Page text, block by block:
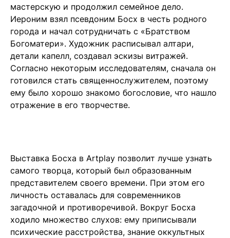
мастерскую и продолжил семейное дело.
Иероним взял псевдоним Босх в честь родного
города и начал сотрудничать с «Братством
Богоматери». Художник расписывал алтари,
детали капелл, создавал эскизы витражей.
Согласно некоторым исследователям, сначала он
готовился стать священнослужителем, поэтому
ему было хорошо знакомо богословие, что нашло
отражение в его творчестве.
Выставка Босха в Artplay позволит лучше узнать
самого творца, который был образованным
представителем своего времени. При этом его
личность оставалась для современников
загадочной и противоречивой. Вокруг Босха
ходило множество слухов: ему приписывали
психические расстройства, знание оккультных